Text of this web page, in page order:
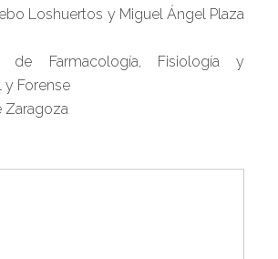
Loshuertos y Miguel Ángel Plaza
de Farmacología, Fisiología y
y Forense
Zaragoza